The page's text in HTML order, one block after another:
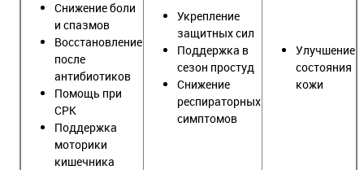
Снижение боли
и спазмов
Восстановление
после
антибиотиков
Помощь при
СРК
Поддержка
моторики
кишечника
Укрепление
защитных сил
Поддержка в
сезон простуд
Снижение
респираторных
симптомов
Улучшение
состояния
кожи